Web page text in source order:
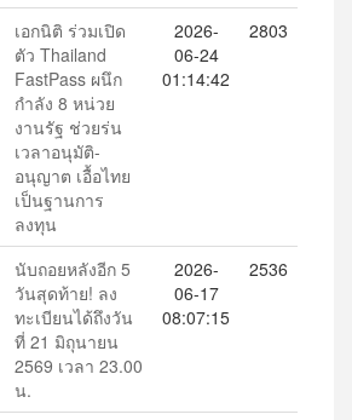
เอกนิติ ร่วมเปิด
ตัว Thailand
FastPass ผนึก
กำลัง 8 หน่วย
งานรัฐ ช่วยร่น
เวลาอนุมัติ-
อนุญาต เอื้อไทย
เป็นฐานการ
ลงทุน
2026-
06-24
01:14:42
2803
นับถอยหลังอีก 5
วันสุดท้าย! ลง
ทะเบียนได้ถึงวัน
ที่ 21 มิถุนายน
2569 เวลา 23.00
น.
2026-
06-17
08:07:15
2536